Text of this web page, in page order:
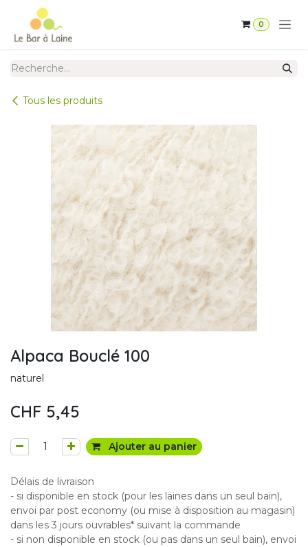
Se rendre au contenu
0
Tous les produits
Alpaca Bouclé 100
naturel
CHF 5,45
Ajouter au panier
Délais de livraison
- si disponible en stock (pour les laines dans un seul bain),
envoi par post economy (ou mise à disposition au magasin)
dans les 3 jours ouvrables* suivant la commande
- si non disponible en stock (ou pas dans un seul bain), envoi